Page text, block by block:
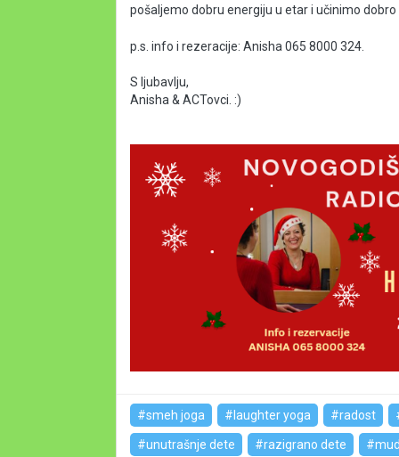
pošaljemo dobru energiju u etar i učinimo
p.s. info i rezeracije: Anisha 065 8000 324.
S ljubavlju,
Anisha & ACTovci. :)
#smeh joga #laughter yoga #radost
#unutrašnje dete #razigrano dete